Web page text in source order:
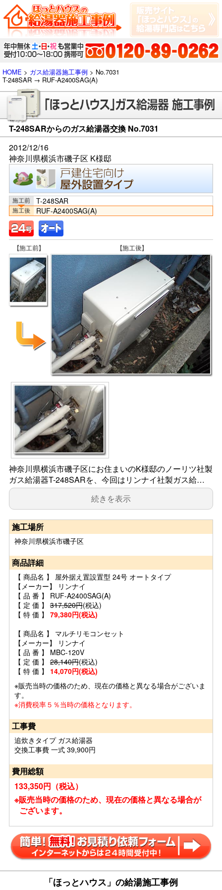
HOME > ガス給湯器施工事例 > No.7031
T-248SAR → RUF-A2400SAG(A)
T-248SARからのガス給湯器交換 No.7031
2012/12/16
神奈川県横浜市磯子区 K様邸
T-248SAR
RUF-A2400SAG(A)
神奈川県横浜市磯子区にお住まいのK様邸のノーリツ社製
ガス給湯器T-248SARを、今回はリンナイ社製ガス給…
続きを表示
施工場所
神奈川県横浜市磯子区
商品詳細
【 商品名 】 屋外据え置設置型 24号 オートタイプ
【メーカー】 リンナイ
【 品 番 】 RUF-A2400SAG(A)
【 定 価 】 317,520円(税込)
【 特 価 】 79,380円(税込)
【 商品名 】 マルチリモコンセット
【メーカー】 リンナイ
【 品 番 】 MBC-120V
【 定 価 】 28,140円(税込)
【 特 価 】 14,070円(税込)
※販売当時の価格のため、現在の価格と異なる場合がございま
す。
※消費税率５％当時の価格となります。
工事費
追炊きタイプ ガス給湯器
交換工事費 一式 39,900円
費用総額
133,350円（税込）
※販売当時の価格のため、現在の価格と異なる場合が
ございます。
「ほっとハウス」の給湯施工事例